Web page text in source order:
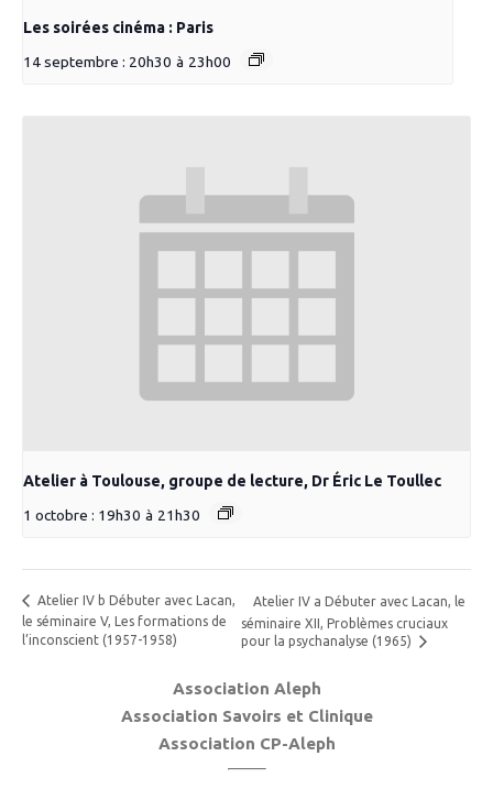
Les soirées cinéma : Paris
14 septembre : 20h30 à 23h00
Atelier à Toulouse, groupe de lecture, Dr Éric Le Toullec
1 octobre : 19h30 à 21h30
Atelier IV b Débuter avec Lacan,
le séminaire V, Les formations de
l’inconscient (1957-1958)
Atelier IV a Débuter avec Lacan, le
séminaire XII, Problèmes cruciaux
pour la psychanalyse (1965)
Association Aleph
Association Savoirs et Clinique
Association CP-Aleph